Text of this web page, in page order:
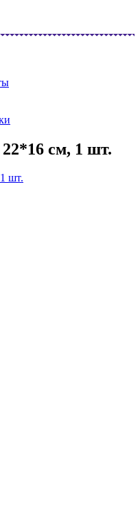
см, 1 шт.